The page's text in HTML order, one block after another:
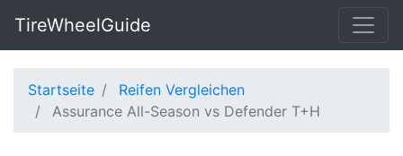
TireWheelGuide
Startseite
Reifen Vergleichen
Assurance All-Season vs Defender T+H